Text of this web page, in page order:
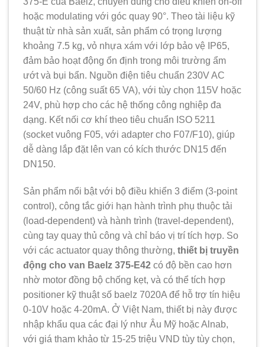
hoặc modulating với góc quay 90°. Theo tài liệu kỹ
thuật từ nhà sản xuất, sản phẩm có trọng lượng
khoảng 7.5 kg, vỏ nhựa xám với lớp bảo vệ IP65,
đảm bảo hoạt động ổn định trong môi trường ẩm
ướt và bụi bẩn. Nguồn điện tiêu chuẩn 230V AC
50/60 Hz (công suất 65 VA), với tùy chọn 115V hoặc
24V, phù hợp cho các hệ thống công nghiệp đa
dạng. Kết nối cơ khí theo tiêu chuẩn ISO 5211
(socket vuông F05, với adapter cho F07/F10), giúp
dễ dàng lắp đặt lên van có kích thước DN15 đến
DN150.
Sản phẩm nổi bật với bộ điều khiển 3 điểm (3-point
control), công tắc giới hạn hành trình phụ thuộc tải
(load-dependent) và hành trình (travel-dependent),
cùng tay quay thủ công và chỉ báo vị trí tích hợp. So
với các actuator quay thông thường, thiết bị truyền
động cho van Baelz 375-E42 có độ bền cao hơn
nhờ motor đồng bộ chống kẹt, và có thể tích hợp
positioner kỹ thuật số baelz 7020A để hỗ trợ tín hiệu
0-10V hoặc 4-20mA. Ở Việt Nam, thiết bị này được
nhập khẩu qua các đại lý như Âu Mỹ hoặc Alnab,
với giá tham khảo từ 15-25 triệu VND tùy tùy chọn,